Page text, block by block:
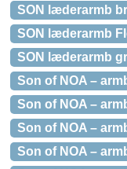
SON læderarmb
SON læderarmb
SON læderarmb
Son of NOA –
Son of NOA –
Son of NOA –
Son of NOA –